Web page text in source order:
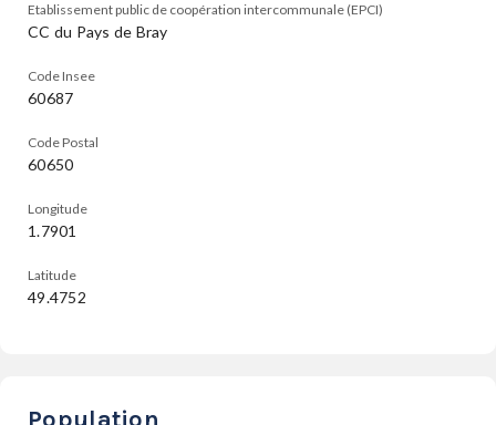
Etablissement public de coopération intercommunale (EPCI)
CC du Pays de Bray
Code Insee
60687
Code Postal
60650
Longitude
1.7901
Latitude
49.4752